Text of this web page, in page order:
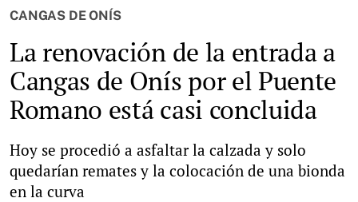
CANGAS DE ONÍS
La renovación de la entrada a
Cangas de Onís por el Puente
Romano está casi concluida
Hoy se procedió a asfaltar la calzada y solo
quedarían remates y la colocación de una bionda
en la curva